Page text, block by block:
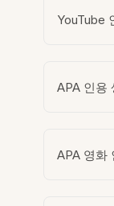
YouTube
APA 인용
APA 영화